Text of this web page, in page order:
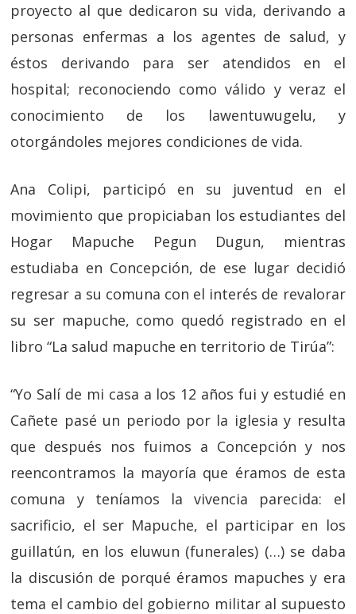
proyecto al que dedicaron su vida, derivando a
personas enfermas a los agentes de salud, y
éstos derivando para ser atendidos en el
hospital; reconociendo como válido y veraz el
conocimiento de los lawentuwugelu, y
otorgándoles mejores condiciones de vida.
Ana Colipi, participó en su juventud en el
movimiento que propiciaban los estudiantes del
Hogar Mapuche Pegun Dugun, mientras
estudiaba en Concepción, de ese lugar decidió
regresar a su comuna con el interés de revalorar
su ser mapuche, como quedó registrado en el
libro “La salud mapuche en territorio de Tirúa”:
“Yo Salí de mi casa a los 12 años fui y estudié en
Cañete pasé un periodo por la iglesia y resulta
que después nos fuimos a Concepción y nos
reencontramos la mayoría que éramos de esta
comuna y teníamos la vivencia parecida: el
sacrificio, el ser Mapuche, el participar en los
guillatún, en los eluwun (funerales) (…) se daba
la discusión de porqué éramos mapuches y era
tema el cambio del gobierno militar al supuesto